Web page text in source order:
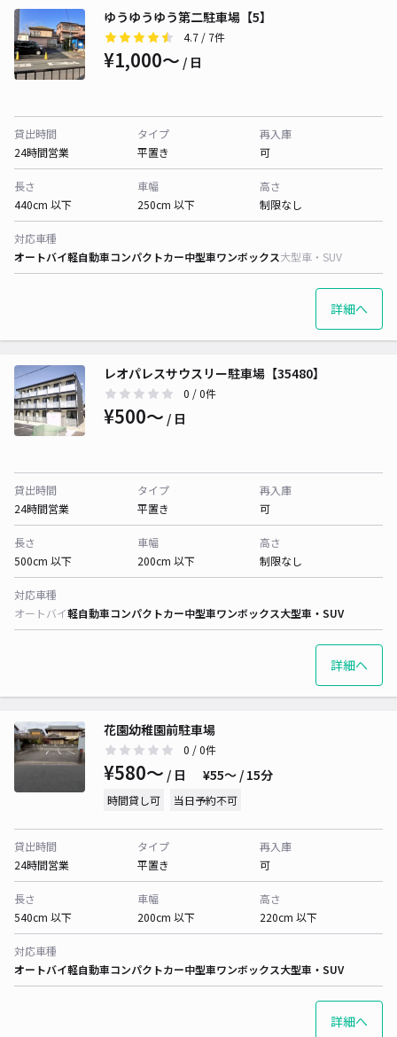
ゆうゆうゆう第二駐車場【5】
4.7 / 7件
¥1,000〜 / 日
貸出時間
24時間営業
タイプ
平置き
再入庫
可
長さ
440cm 以下
車幅
250cm 以下
高さ
制限なし
対応車種
オートバイ軽自動車コンパクトカー中型車ワンボックス大型車・SUV
詳細へ
レオパレスサウスリー駐車場【35480】
0 / 0件
¥500〜 / 日
貸出時間
24時間営業
タイプ
平置き
再入庫
可
長さ
500cm 以下
車幅
200cm 以下
高さ
制限なし
対応車種
オートバイ軽自動車コンパクトカー中型車ワンボックス大型車・SUV
詳細へ
花園幼稚園前駐車場
0 / 0件
¥580〜 / 日 ¥55〜 / 15分
時間貸し可 当日予約不可
貸出時間
24時間営業
タイプ
平置き
再入庫
可
長さ
540cm 以下
車幅
200cm 以下
高さ
220cm 以下
対応車種
オートバイ軽自動車コンパクトカー中型車ワンボックス大型車・SUV
詳細へ